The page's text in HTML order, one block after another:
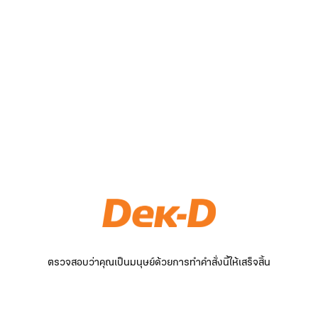
ตรวจสอบว่าคุณเป็นมนุษย์ด้วยการทำคำสั่งนี้ให้เสร็จสิ้น